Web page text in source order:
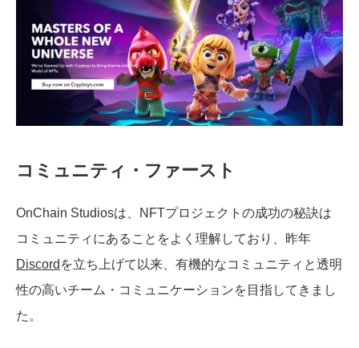
コミュニティ・ファースト
OnChain Studiosは、NFTプロジェクトの成功の秘訣は
コミュニティにあることをよく理解しており、昨年
Discord を立ち上げて以来、有機的なコミュニティと透明
性の高いチーム・コミュニケーションを目指してきまし
た。